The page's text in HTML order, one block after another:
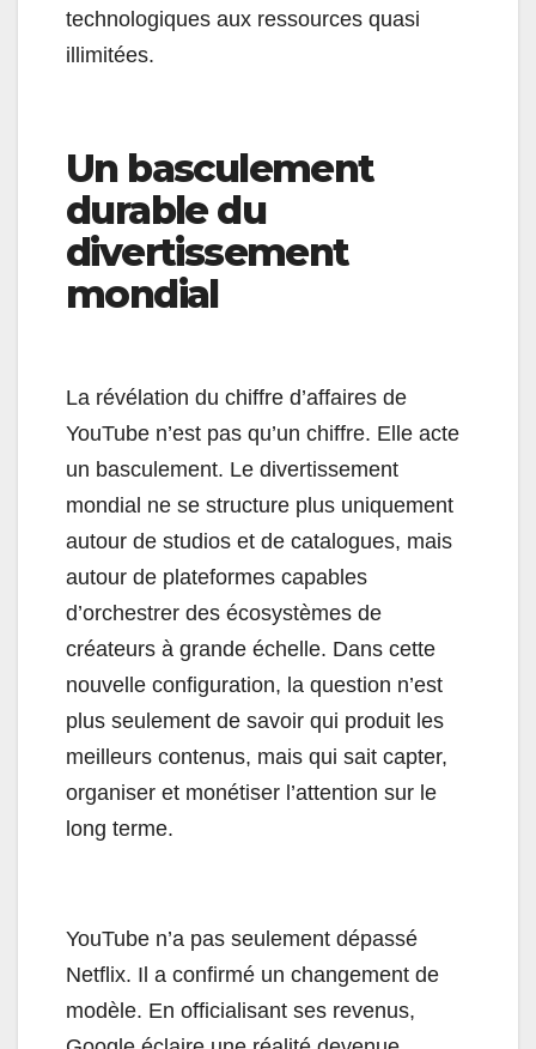
technologiques aux ressources quasi
illimitées.
Un basculement
durable du
divertissement
mondial
La révélation du chiffre d’affaires de
YouTube n’est pas qu’un chiffre. Elle acte
un basculement. Le divertissement
mondial ne se structure plus uniquement
autour de studios et de catalogues, mais
autour de plateformes capables
d’orchestrer des écosystèmes de
créateurs à grande échelle. Dans cette
nouvelle configuration, la question n’est
plus seulement de savoir qui produit les
meilleurs contenus, mais qui sait capter,
organiser et monétiser l’attention sur le
long terme.
YouTube n’a pas seulement dépassé
Netflix. Il a confirmé un changement de
modèle. En officialisant ses revenus,